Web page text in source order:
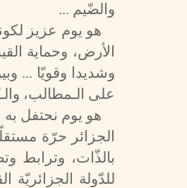
والضّيم ...
هو يوم عزيز
الأرض، وحماية
وشديدا وقويّا ...
على الـمطالب،
هو يوم نحتفل به
الجزائر حرّة
بالذّات، وترابط
للدّولة الجزائريّة